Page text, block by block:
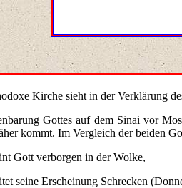
Kirche sieht in der Verklärung
Gottes auf dem Sinai vor
kommt. Im Vergleich der beiden
Gott verborgen in der Wolke,
seine Erscheinung Schrecken